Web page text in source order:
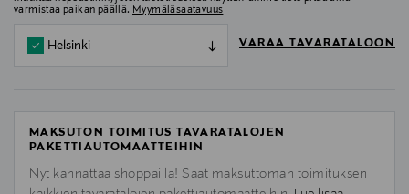
varmistaa paikan päällä. Myymäläsaatavuus
Helsinki VARAA TAVARATALOON
MAKSUTON TOIMITUS TAVARATALOJEN
PAKETTIAUTOMAATTEIHIN
Nyt kannattaa shoppailla! Saat maksuttoman toimituksen